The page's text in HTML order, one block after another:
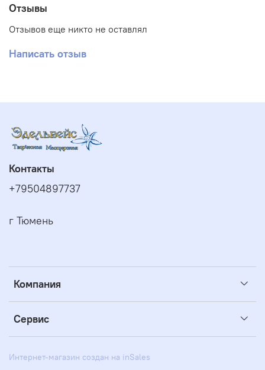
Отзывы
Отзывов еще никто не оставлял
Написать отзыв
Компания
Сервис
Контакты
+79504897737
г Тюмень
Интернет-магазин создан на inSales